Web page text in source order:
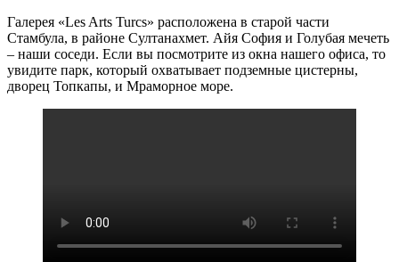
Галерея «Les Arts Turcs» расположена в старой части
Стамбула, в районе Султанахмет. Айя София и Голубая мечеть
– наши соседи. Если вы посмотрите из окна нашего офиса, то
увидите парк, который охватывает подземные цистерны,
дворец Топкапы, и Мраморное море.